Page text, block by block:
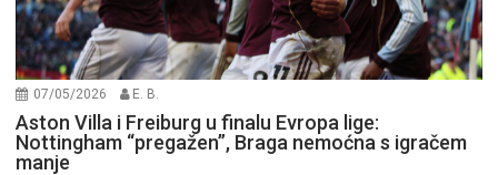
07/05/2026 E. B.
Aston Villa i Freiburg u finalu Evropa lige:
Nottingham “pregažen”, Braga nemoćna s igračem
manje